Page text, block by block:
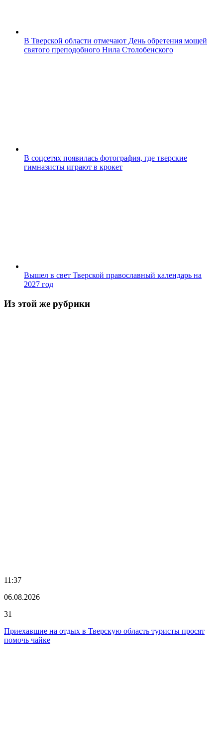
В Тверской области отмечают День обретения мощей
святого преподобного Нила Столобенского
В соцсетях появилась фотография, где тверские
гимназисты играют в крокет
Вышел в свет Тверской православный календарь на
2027 год
Из этой же рубрики
11:37
06.08.2026
31
Приехавшие на отдых в Тверскую область туристы просят
помочь чайке